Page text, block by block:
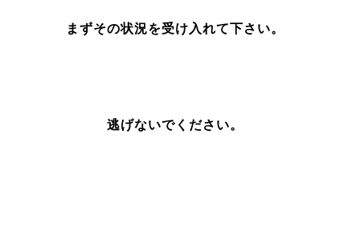
まずその状況を受け入れて下さい。
逃げないでください。